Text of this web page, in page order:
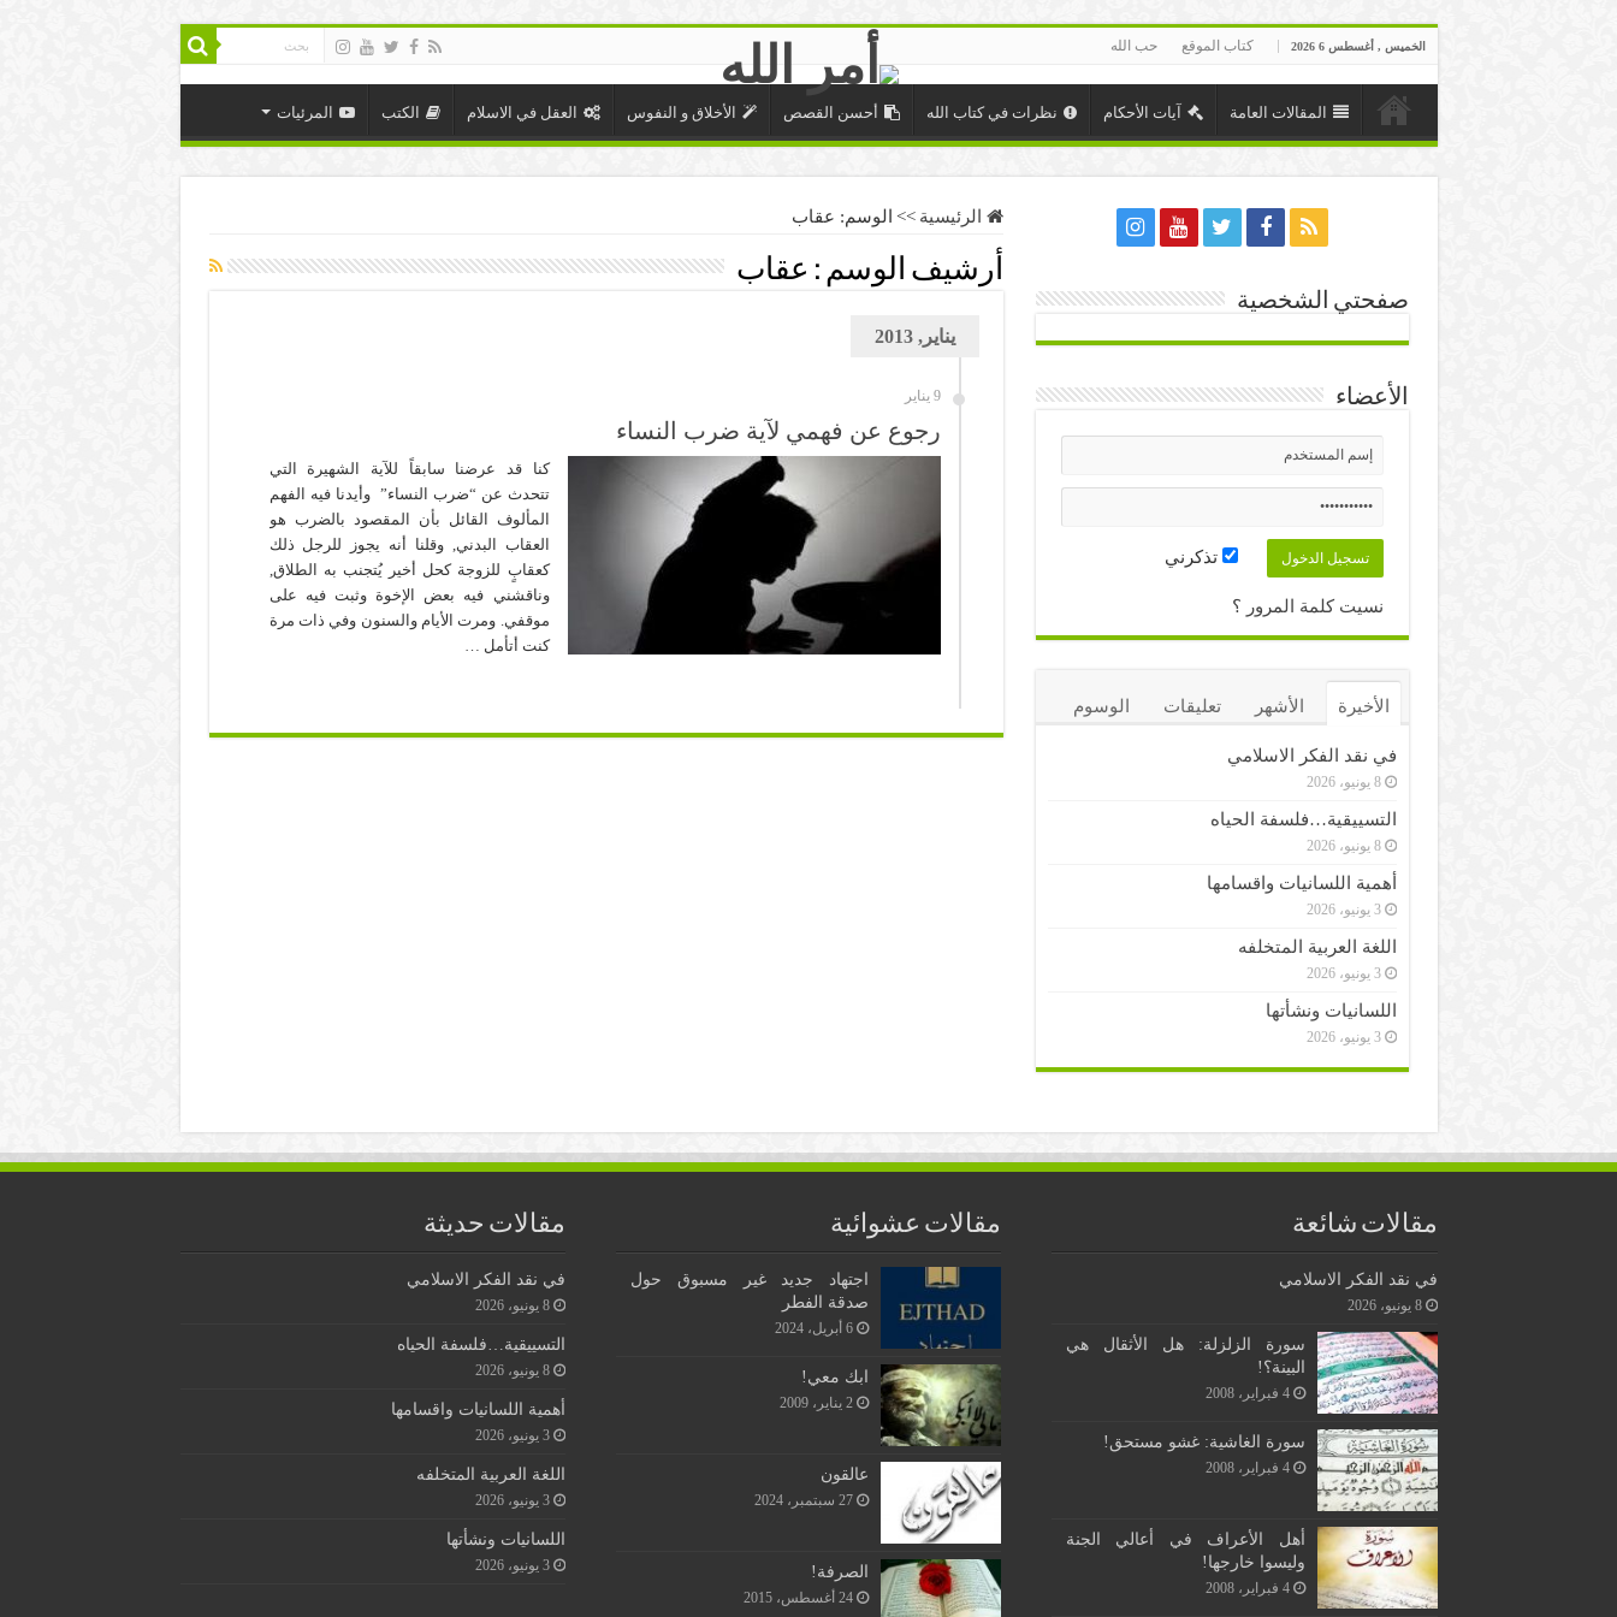
الخميس , أغسطس 6 2026 كتاب الموقع حب الله
المقالات العامة آيات الأحكام نظرات في كتاب الله أحسن القصص الأخلاق و النفوس العقل في الاسلام الكتب المرئيات
الرئيسية >> الوسم: عقاب
أرشيف الوسم : عقاب
يناير, 2013
9 يناير
رجوع عن فهمي لآية ضرب النساء
كنا قد عرضنا سابقاً للآية الشهيرة التي
تتحدث عن “ضرب النساء” وأيدنا فيه الفهم
المألوف القائل بأن المقصود بالضرب هو
العقاب البدني, وقلنا أنه يجوز للرجل ذلك
كعقابٍ للزوجة كحل أخير يُتجنب به الطلاق,
وناقشني فيه بعض الإخوة وثبت فيه على
موقفي. ومرت الأيام والسنون وفي ذات مرة
كنت أتأمل …
صفحتي الشخصية
الأعضاء
تذكرني
نسيت كلمة المرور ؟
الأخيرة الأشهر تعليقات الوسوم
في نقد الفكر الاسلامي
8 يونيو، 2026
التسييقية…فلسفة الحياه
8 يونيو، 2026
أهمية اللسانيات واقسامها
3 يونيو، 2026
اللغة العربية المتخلفه
3 يونيو، 2026
اللسانيات ونشأتها
3 يونيو، 2026
مقالات شائعة
في نقد الفكر الاسلامي
8 يونيو، 2026
سورة الزلزلة: هل الأثقال هي
البينة؟!
4 فبراير، 2008
سورة الغاشية: غشو مستحق!
4 فبراير، 2008
أهل الأعراف في أعالي الجنة
وليسوا خارجها!
4 فبراير، 2008
مقالات عشوائية
اجتهاد جديد غير مسبوق حول
صدقة الفطر
6 أبريل، 2024
ابك معي!
2 يناير، 2009
عالقون
27 سبتمبر، 2024
الصرفة!
24 أغسطس، 2015
مقالات حديثة
في نقد الفكر الاسلامي
8 يونيو، 2026
التسييقية…فلسفة الحياه
8 يونيو، 2026
أهمية اللسانيات واقسامها
3 يونيو، 2026
اللغة العربية المتخلفه
3 يونيو، 2026
اللسانيات ونشأتها
3 يونيو، 2026